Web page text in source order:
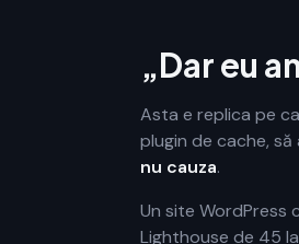
„Dar eu
Asta e replica pe
plugin de cache, să
nu cauza.
Un site WordPress
Lighthouse de 45